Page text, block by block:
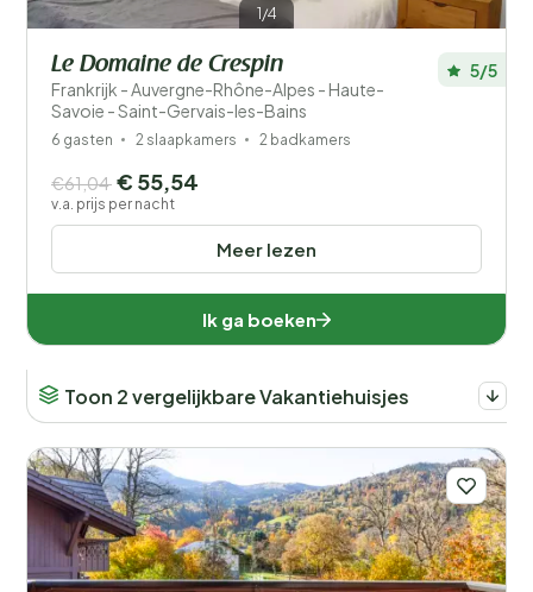
1/4
Le Domaine de Crespin
Frankrijk - Auvergne-Rhône-Alpes - Haute-
Savoie - Saint-Gervais-les-Bains
5/5
6 gasten 2 slaapkamers 2 badkamers
Meer lezen
€61,04 € 55,54
v.a. prijs per nacht
Ik ga boeken
Toon 2 vergelijkbare Vakantiehuisjes